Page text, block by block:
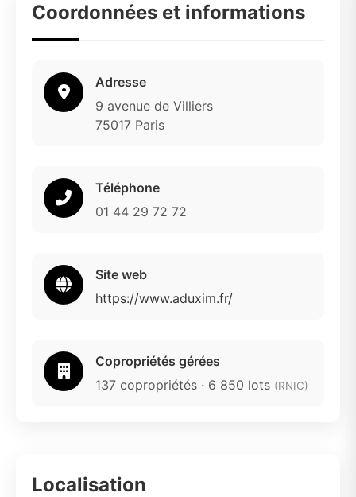
Coordonnées et informations
Adresse
9 avenue de Villiers
75017 Paris
Téléphone
01 44 29 72 72
Site web
https://www.aduxim.fr/
Copropriétés gérées
137 copropriétés · 6 850 lots (RNIC)
Localisation